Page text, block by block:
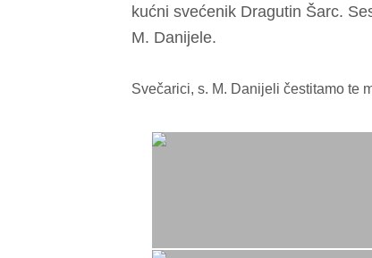
kućni svećenik Dragutin Šarc.
M. Danijele.
Svečarici, s. M. Danijeli čestitamo te